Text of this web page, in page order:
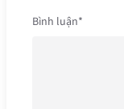
Bình luận*